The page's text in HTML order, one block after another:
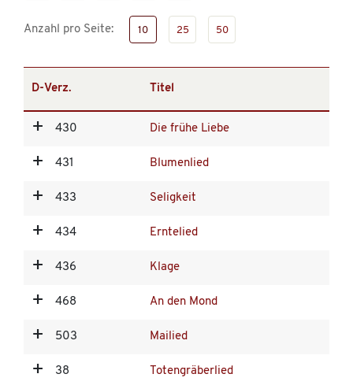
Anzahl pro Seite: 10 25 50
D-Verz. Titel
430 Die frühe Liebe
431 Blumenlied
433 Seligkeit
434 Erntelied
436 Klage
468 An den Mond
503 Mailied
38 Totengräberlied